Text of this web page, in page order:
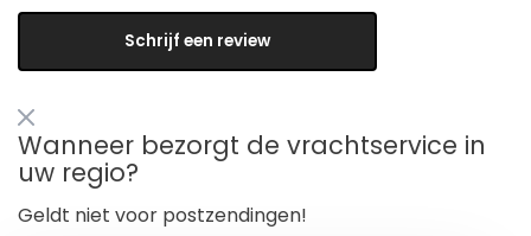
Schrijf een review
Wanneer bezorgt de vrachtservice in
uw regio?
Geldt niet voor postzendingen!